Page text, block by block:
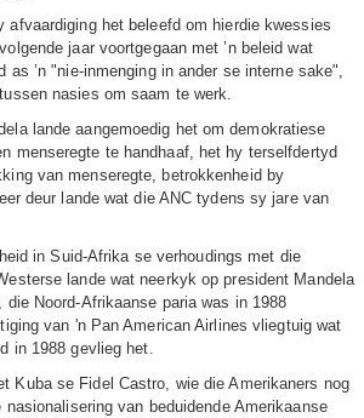
afvaardiging het beleefd om hierdie kwessies
jaar voortgegaan met ’n beleid wat
as ’n "nie-inmenging in ander se interne sake",
nasies om saam te werk.
lande aangemoedig het om demokratiese
menseregte te handhaaf, het hy terselfdertyd
van menseregte, betrokkenheid by
deur lande wat die ANC tydens sy jare van
in Suid-Afrika se verhoudings met die
lande wat neerkyk op president Mandela
Noord-Afrikaanse paria was in 1988
van 'n Pan American Airlines vliegtuig wat
in 1988 gevlieg het.
Kuba se Fidel Castro, wie die Amerikaners nog
van beduidende Amerikaanse